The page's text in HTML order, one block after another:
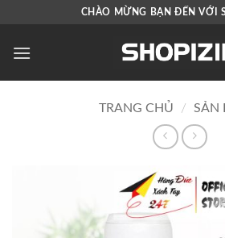
nội
CHÀO MỪNG BẠN ĐẾN VỚI
TRANG CHỦ / SẢN